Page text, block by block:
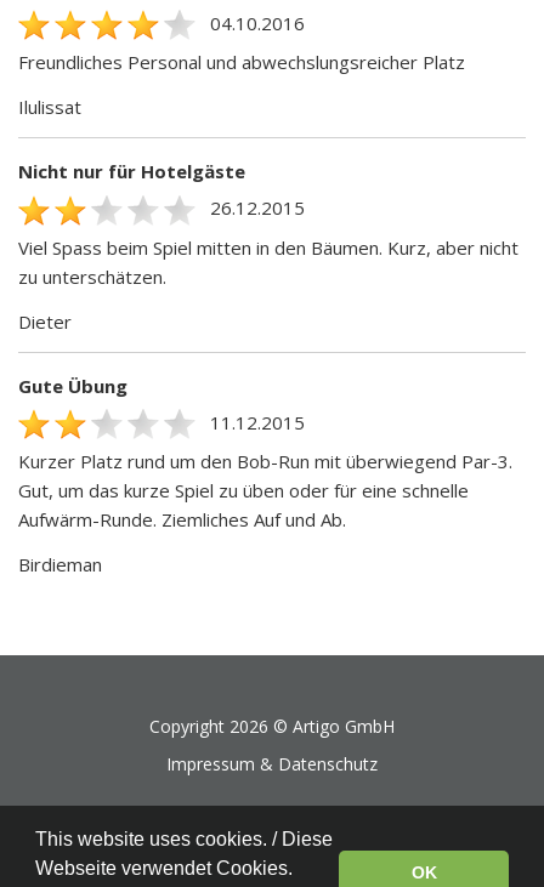
04.10.2016
Freundliches Personal und abwechslungsreicher Platz
Ilulissat
Nicht nur für Hotelgäste
26.12.2015
Viel Spass beim Spiel mitten in den Bäumen. Kurz, aber nicht
zu unterschätzen.
Dieter
Gute Übung
11.12.2015
Kurzer Platz rund um den Bob-Run mit überwiegend Par-3.
Gut, um das kurze Spiel zu üben oder für eine schnelle
Aufwärm-Runde. Ziemliches Auf und Ab.
Birdieman
Copyright 2026 © Artigo GmbH
Impressum & Datenschutz
This website uses cookies. / Diese
Webseite verwendet Cookies.
OK